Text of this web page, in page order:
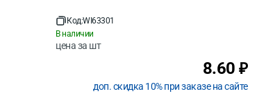
Код:WI63301
В наличии
цена за шт
8.60 ₽
доп. скидка 10% при заказе на сайте